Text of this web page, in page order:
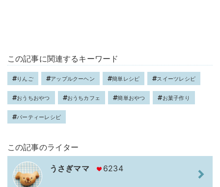
この記事に関連するキーワード
りんご アップルクーヘン 簡単レシピ スイーツレシピ
おうちおやつ おうちカフェ 簡単おやつ お菓子作り
パーティーレシピ
この記事のライター
うさぎママ 6234